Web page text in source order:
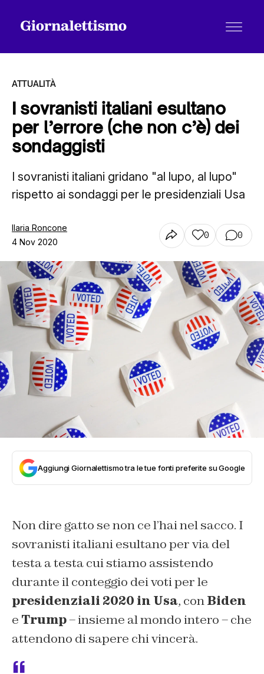
Tutti gli articoli
Chi siamo
Contatti
ATTUALITÀ
I sovranisti italiani esultano
per l’errore (che non c’è) dei
sondaggisti
I sovranisti italiani gridano "al lupo, al lupo"
rispetto ai sondaggi per le presidenziali Usa
Ilaria Roncone
4 Nov 2020
0 0
Aggiungi Giornalettismo tra le tue fonti preferite su Google
Non dire gatto se non ce l’hai nel sacco. I
sovranisti italiani esultano per via del
testa a testa cui stiamo assistendo
durante il conteggio dei voti per le
presidenziali 2020 in Usa, conBiden
e Trump– insieme al mondo intero – che
attendono di sapere chi vincerà.